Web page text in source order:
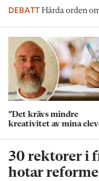
DEBATT Hårda orden
”Det krävs mindre
kreativitet av mina
30 rektorer i
hotar